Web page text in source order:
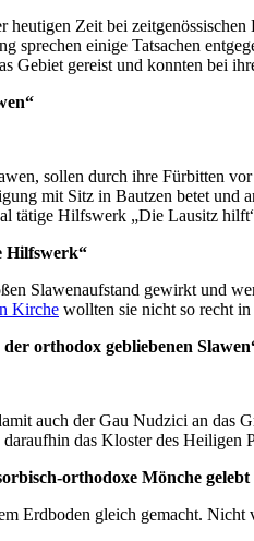
heutigen Zeit bei
sprechen einige Tatsachen
Gebiet gereist und konnten bei
sollen durch ihre Fürbitten
mit Sitz in Bautzen betet
tätige Hilfswerk „Die Lausitz
Hilfswerk“
Slawenaufstand gewirkt und
Kirche wollten sie nicht so recht in
orthodox gebliebenen
auch der Gau Nudzici an das
das Kloster des
orthodoxe Mönche gelebt
Erdboden gleich gemacht. Nicht